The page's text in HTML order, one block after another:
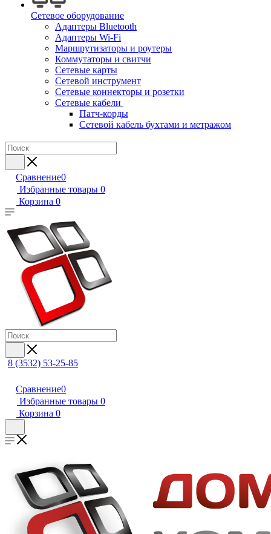
Сетевое оборудование
Адаптеры Bluetooth
Адаптеры Wi-Fi
Маршрутизаторы и роутеры
Коммутаторы и свитчи
Сетевые карты
Сетевой инструмент
Сетевые коннекторы и розетки
Сетевые кабели
Патч-корды
Сетевой кабель бухтами и метражом
Сравнение0
Избранные товары 0
Корзина 0
8 (3532) 53-25-85
Сравнение0
Избранные товары 0
Корзина 0